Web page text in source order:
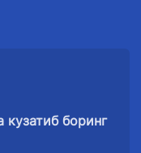
боринг